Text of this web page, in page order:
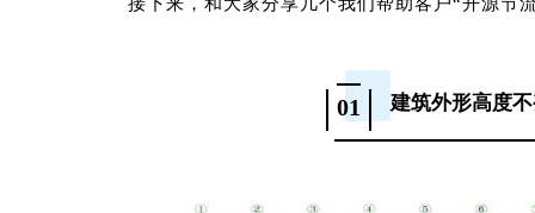
01 建筑外形高度